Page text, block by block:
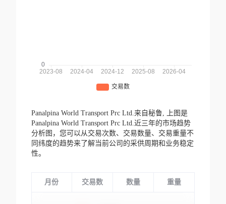
Panalpina World Transport Prc Ltd.来自秘鲁,
上图是
Panalpina World Transport Prc Ltd.近三年的市场趋势
分析图，您可以从交易次数、交易数量、交易重量不
同纬度的趋势来了解当前公司的采供周期和业务稳定
性。
月份 交易数 数量 重量